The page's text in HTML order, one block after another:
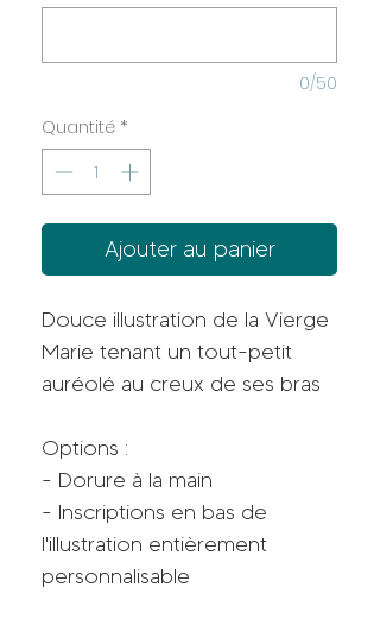
0/50
Quantité *
Ajouter au panier
Douce illustration de la Vierge
Marie tenant un tout-petit
auréolé au creux de ses bras
Options :
- Dorure à la main
- Inscriptions en bas de
l'illustration entièrement
personnalisable